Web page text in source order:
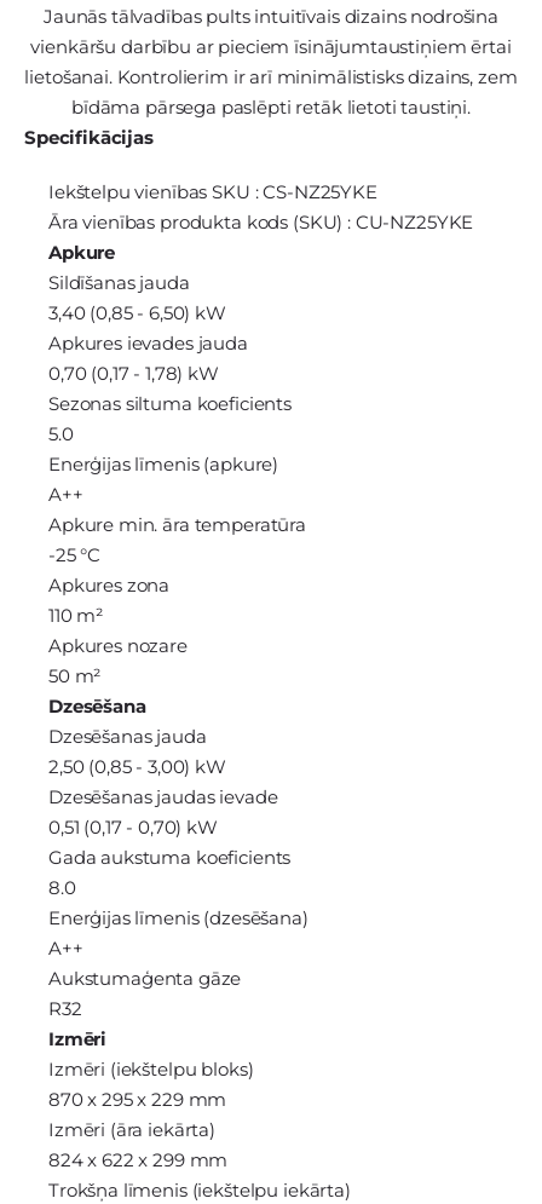
Jaunās tālvadības pults intuitīvais dizains nodrošina
vienkāršu darbību ar pieciem īsinājumtaustiņiem ērtai
lietošanai. Kontrolierim ir arī minimālistisks dizains, zem
bīdāma pārsega paslēpti retāk lietoti taustiņi.
Specifikācijas
Iekštelpu vienības SKU : CS-NZ25YKE
Āra vienības produkta kods (SKU) : CU-NZ25YKE
Apkure
Sildīšanas jauda
3,40 (0,85 - 6,50) kW
Apkures ievades jauda
0,70 (0,17 - 1,78) kW
Sezonas siltuma koeficients
5.0
Enerģijas līmenis (apkure)
A++
Apkure min. āra temperatūra
-25 °C
Apkures zona
110 m²
Apkures nozare
50 m²
Dzesēšana
Dzesēšanas jauda
2,50 (0,85 - 3,00) kW
Dzesēšanas jaudas ievade
0,51 (0,17 - 0,70) kW
Gada aukstuma koeficients
8.0
Enerģijas līmenis (dzesēšana)
A++
Aukstumaģenta gāze
R32
Izmēri
Izmēri (iekštelpu bloks)
870 x 295 x 229 mm
Izmēri (āra iekārta)
824 x 622 x 299 mm
Trokšņa līmenis (iekštelpu iekārta)